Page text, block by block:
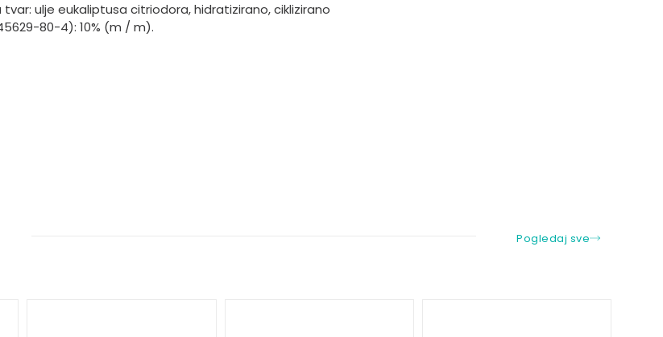
tvar: ulje eukaliptusa citriodora, hidratizirano, ciklizirano
80-4): 10% (m / m).
Pogledaj sve